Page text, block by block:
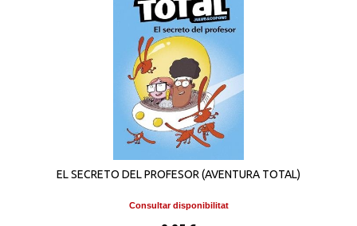
EL SECRETO DEL PROFESOR (AVENTURA TOTAL)
Consultar disponibilitat